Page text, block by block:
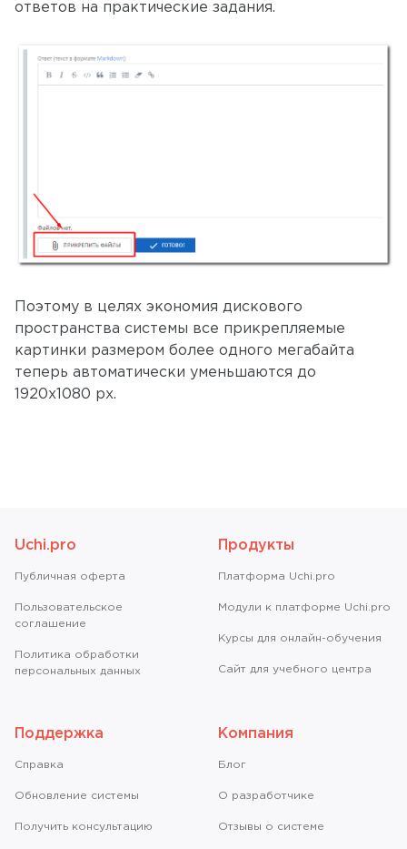
ответов на практические задания.
Поэтому в целях экономия дискового
пространства системы все прикрепляемые
картинки размером более одного мегабайта
теперь автоматически уменьшаются до
1920x1080 px.
Uchi.pro
Публичная оферта
Пользовательское
соглашение
Политика обработки
персональных данных
Продукты
Платформа Uchi.pro
Модули к платформе Uchi.pro
Курсы для онлайн-обучения
Сайт для учебного центра
Поддержка
Справкa
Обновление системы
Получить консультацию
Компания
Блог
О разработчике
Отзывы о системе